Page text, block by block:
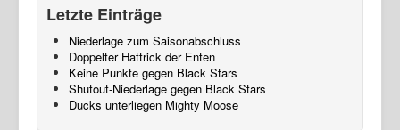
Letzte Einträge
Niederlage zum Saisonabschluss
Doppelter Hattrick der Enten
Keine Punkte gegen Black Stars
Shutout-Niederlage gegen Black Stars
Ducks unterliegen Mighty Moose